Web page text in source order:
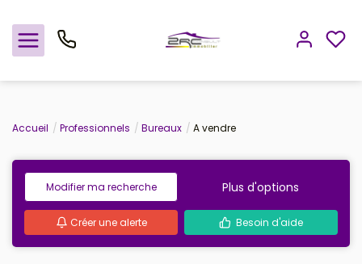
Nos offres
Notre agence
Rejoindre le groupement
Avis clients
Accueil Professionnels Bureaux A vendre
Modifier ma recherche Plus d'options
Créer une alerte Besoin d'aide